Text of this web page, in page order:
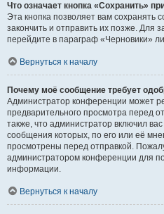
Что означает кнопка «Сохранить»
Эта кнопка позволяет вам сохранять
закончить и отправить их позже. Для
перейдите в параграф «Черновики»
Вернуться к началу
Почему моё сообщение требует
Администратор конференции может
предварительного просмотра перед
также, что администратор включил
сообщения которых, по его или её
просмотрены перед отправкой.
администратором конференции для
информации.
Вернуться к началу